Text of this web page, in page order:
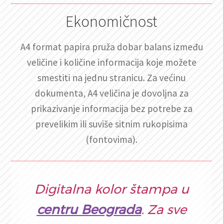
Ekonomičnost
A4 format papira pruža dobar balans između
veličine i količine informacija koje možete
smestiti na jednu stranicu. Za većinu
dokumenta, A4 veličina je dovoljna za
prikazivanje informacija bez potrebe za
prevelikim ili suviše sitnim rukopisima
(fontovima).
Digitalna kolor štampa u
centru Beograda. Za sve